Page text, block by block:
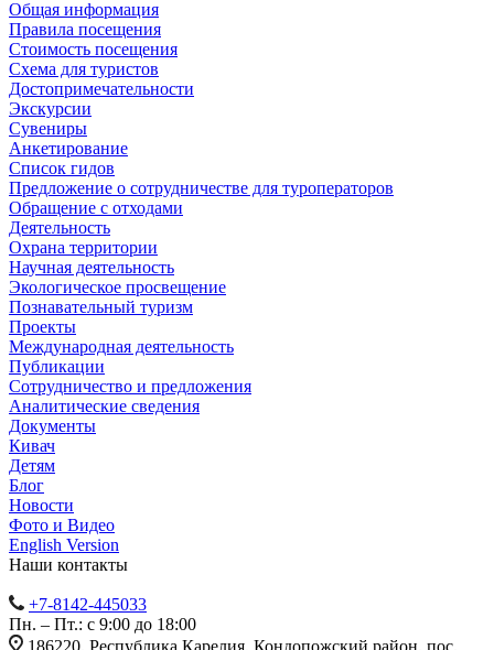
Общая информация
Правила посещения
Стоимость посещения
Схема для туристов
Достопримечательности
Экскурсии
Сувениры
Анкетирование
Список гидов
Предложение о сотрудничестве для туроператоров
Обращение с отходами
Деятельность
Охрана территории
Научная деятельность
Экологическое просвещение
Познавательный туризм
Проекты
Международная деятельность
Публикации
Сотрудничество и предложения
Аналитические сведения
Документы
Кивач
Детям
Блог
Новости
Фото и Видео
English Version
Наши контакты
+7-8142-445033
Пн. – Пт.: с 9:00 до 18:00
186220, Республика Карелия, Кондопожский район, пос.